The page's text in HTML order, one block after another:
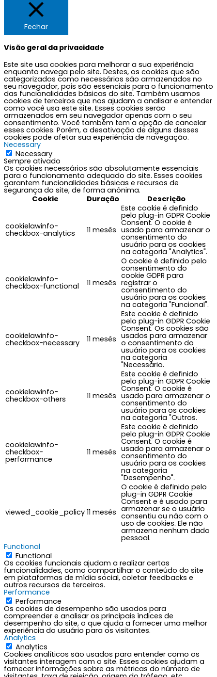
o
k a
m
e
Fechar
Visão geral da privacidade
Este site usa cookies para melhorar a sua experiência
enquanto navega pelo site. Destes, os cookies que são
categorizados como necessários são armazenados no
seu navegador, pois são essenciais para o funcionamento
das funcionalidades básicas do site. Também usamos
cookies de terceiros que nos ajudam a analisar e entender
como você usa este site. Esses cookies serão
armazenados em seu navegador apenas com o seu
consentimento. Você também tem a opção de cancelar
esses cookies. Porém, a desativação de alguns desses
cookies pode afetar sua experiência de navegação.
Necessary
Necessary
Sempre ativado
Os cookies necessários são absolutamente essenciais
para o funcionamento adequado do site. Esses cookies
garantem funcionalidades básicas e recursos de
segurança do site, de forma anônima.
Cookie
Duração Descrição
cookielawinfo-
checkbox-analytics 11 mesês
Este cookie é definido
pelo plug-in GDPR Cookie
Consent. O cookie é
usado para armazenar o
consentimento do
usuário para os cookies
na categoria "Analytics".
cookielawinfo-
checkbox-functional 11 mesês
O cookie é definido pelo
consentimento do
cookie GDPR para
registrar o
consentimento do
usuário para os cookies
na categoria "Funcional".
cookielawinfo-
checkbox-necessary 11 mesês
Este cookie é definido
pelo plug-in GDPR Cookie
Consent. Os cookies são
usados para armazenar
o consentimento do
usuário para os cookies
na categoria
"Necessário.
cookielawinfo-
checkbox-others 11 mesês
Este cookie é definido
pelo plug-in GDPR Cookie
Consent. O cookie é
usado para armazenar o
consentimento do
usuário para os cookies
na categoria "Outros.
cookielawinfo-
checkbox-
performance
11 mesês
Este cookie é definido
pelo plug-in GDPR Cookie
Consent. O cookie é
usado para armazenar o
consentimento do
usuário para os cookies
na categoria
"Desempenho".
viewed_cookie_policy 11 mesês
O cookie é definido pelo
plug-in GDPR Cookie
Consent e é usado para
armazenar se o usuário
consentiu ou não com o
uso de cookies. Ele não
armazena nenhum dado
pessoal.
Functional
Functional
Os cookies funcionais ajudam a realizar certas
funcionalidades, como compartilhar o conteúdo do site
em plataformas de mídia social, coletar feedbacks e
outros recursos de terceiros.
Performance
Performance
Os cookies de desempenho são usados para
compreender e analisar os principais índices de
desempenho do site, o que ajuda a fornecer uma melhor
experiência do usuário para os visitantes.
Analytics
Analytics
Cookies analíticos são usados para entender como os
visitantes interagem com o site. Esses cookies ajudam a
fornecer informações sobre as métricas do número de